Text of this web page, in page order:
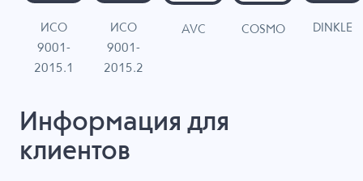
ИСО
9001-
2015.1
ИСО
9001-
2015.2
AVC COSMO DINKLE
Информация для
клиентов